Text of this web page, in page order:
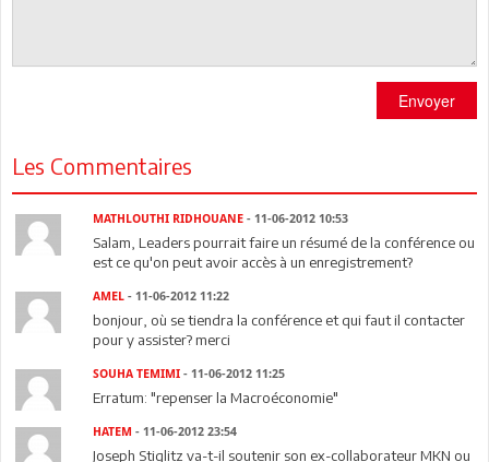
Envoyer
Les Commentaires
MATHLOUTHI RIDHOUANE - 11-06-2012 10:53
Salam, Leaders pourrait faire un résumé de la conférence ou
est ce qu'on peut avoir accès à un enregistrement?
AMEL - 11-06-2012 11:22
bonjour, où se tiendra la conférence et qui faut il contacter
pour y assister? merci
SOUHA TEMIMI - 11-06-2012 11:25
Erratum: "repenser la Macroéconomie"
HATEM - 11-06-2012 23:54
Joseph Stiglitz va-t-il soutenir son ex-collaborateur MKN ou